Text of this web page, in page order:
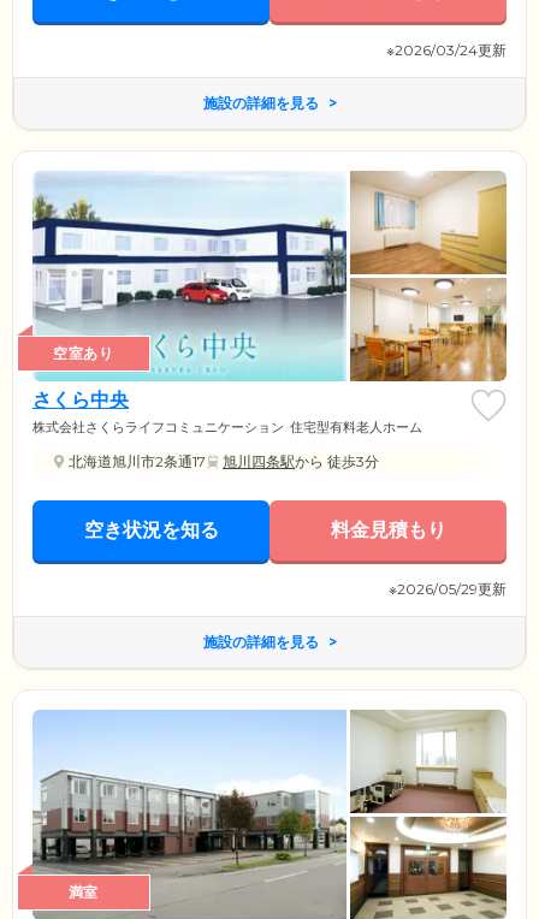
※2026/03/24更新
施設の詳細を見る
空室あり
さくら中央
株式会社さくらライフコミュニケーション 住宅型有料老人ホーム
北海道旭川市2条通17 旭川四条駅から 徒歩3分
空き状況を知る 料金見積もり
※2026/05/29更新
施設の詳細を見る
満室